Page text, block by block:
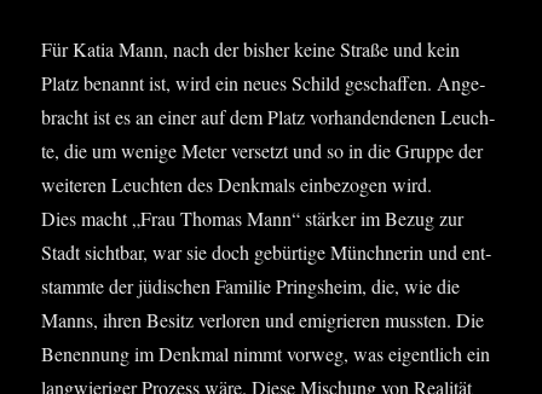
Für Katia Mann, nach der bis­her kei­ne Stra­ße und kein
Platz benannt ist, wird ein neu­es Schild geschaf­fen. Ange­
bracht ist es an einer auf dem Platz vor­han­den­denen Leuch­
te, die um weni­ge Meter ver­setzt und so in die Grup­pe der
wei­te­ren Leuch­ten des Denk­mals ein­be­zo­gen wird.
Dies macht „Frau Tho­mas Mann“ stär­ker im Bezug zur
Stadt sicht­bar, war sie doch gebür­ti­ge Münch­ne­rin und ent­
stamm­te der jüdi­schen Fami­lie Pringsheim, die, wie die
Manns, ihren Besitz ver­lo­ren und emi­grie­ren muss­ten. Die
Benen­nung im Denk­mal nimmt vor­weg, was eigent­lich ein
lang­wie­ri­ger Pro­zess wäre. Die­se Mischung von Rea­li­tät